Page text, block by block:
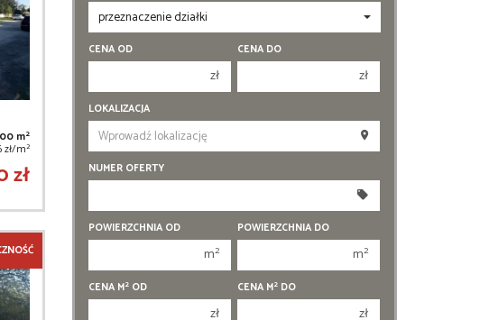
m2
zł/m2
zł
CENA OD
zł
150 000 zł
200 000 zł
300 000 zł
350 000 zł
400 000 zł
CENA DO
zł
300 000 zł
350 000 zł
400 000 zł
LOKALIZACJA
NUMER OFERTY
POWIERZCHNIA OD
m2
POWIERZCHNIA DO
m2
CENA M2 OD
zł
CENA M2DO
zł